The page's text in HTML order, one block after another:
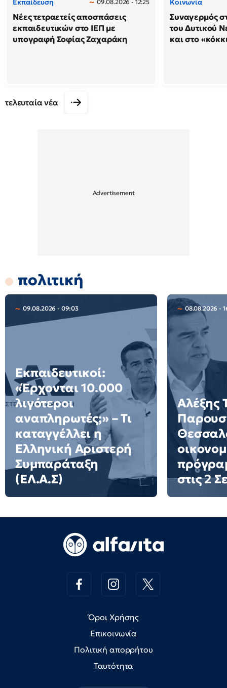
Εκπαίδευση 09.08.2026 - 12:25
Νέες τετραετείς αποσπάσεις
εκπαιδευτικών στο ΙΕΠ με
υπογραφή Σοφίας Ζαχαράκη
Κοινωνία
Συναγερμός
του Δυτικού
και στο
τελευταία νέα
πολιτική
09.08.2026 - 09:03
Εκπαιδευτικοί:
«Έρχονται 10.000
λιγότεροι
αναπληρωτές;» – Τι
καταγγέλλει η
Ελληνική Αριστερή
Συμπαράταξη
(ΕΛ.Α.Σ)
08.08.2026 -
Αλέξης
στις 2
Όροι Χρήσης
Επικοινωνία
Πολιτική απορρήτου
Ταυτότητα